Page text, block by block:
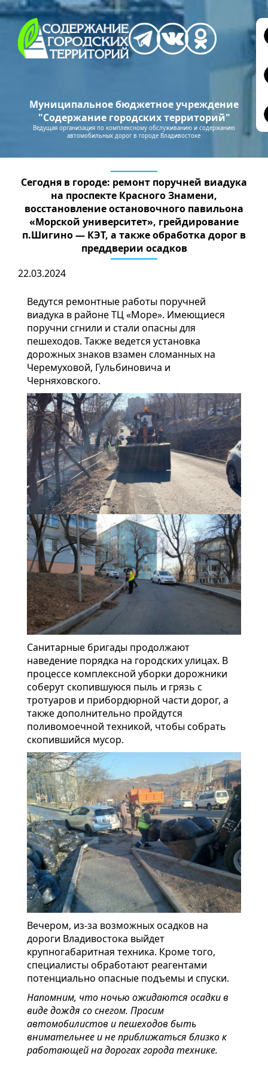
Муниципальное бюджетное учреждение
"Содержание городских территорий"
Ведущая организация по комплексному обслуживанию и содержанию
автомобильных дорог в городе Владивостоке
Сегодня в городе: ремонт поручней виадука
на проспекте Красного Знамени,
восстановление остановочного павильона
«Морской университет», грейдирование
п.Шигино — КЭТ, а также обработка дорог в
преддверии осадков
22.03.2024
Ведутся ремонтные работы поручней
виадука в районе ТЦ «Море». Имеющиеся
поручни сгнили и стали опасны для
пешеходов. Также ведется установка
дорожных знаков взамен сломанных на
Черемуховой, Гульбиновича и
Черняховского.
Санитарные бригады продолжают
наведение порядка на городских улицах. В
процессе комплексной уборки дорожники
соберут скопившуюся пыль и грязь с
тротуаров и прибордюрной части дорог, а
также дополнительно пройдутся
поливомоечной техникой, чтобы собрать
скопившийся мусор.
Вечером, из-за возможных осадков на
дороги Владивостока выйдет
крупногабаритная техника. Кроме того,
специалисты обработают реагентами
потенциально опасные подъемы и спуски.
Напомним, что ночью ожидаются осадки в
виде дождя со снегом. Просим
автомобилистов и пешеходов быть
внимательнее и не приближаться близко к
работающей на дорогах города технике.